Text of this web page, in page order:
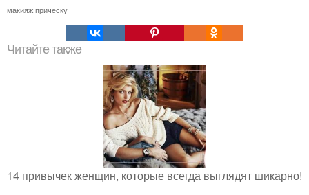
макияж прическу
Читайте также
14 привычек женщин, которые всегда выглядят шикарно!